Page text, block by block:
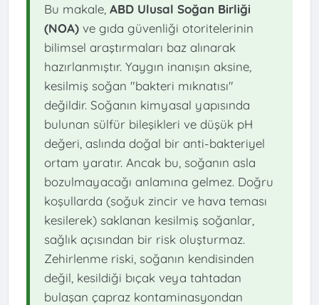
Bu makale, ABD Ulusal Soğan Birliği
(NOA)ve gıda güvenliği otoritelerinin
bilimsel araştırmaları baz alınarak
hazırlanmıştır. Yaygın inanışın aksine,
kesilmiş soğan "bakteri mıknatısı"
değildir. Soğanın kimyasal yapısında
bulunan sülfür bileşikleri ve düşük pH
değeri, aslında doğal bir anti-bakteriyel
ortam yaratır. Ancak bu, soğanın asla
bozulmayacağı anlamına gelmez. Doğru
koşullarda (soğuk zincir ve hava teması
kesilerek) saklanan kesilmiş soğanlar,
sağlık açısından bir risk oluşturmaz.
Zehirlenme riski, soğanın kendisinden
değil, kesildiği bıçak veya tahtadan
bulaşan çapraz kontaminasyondan